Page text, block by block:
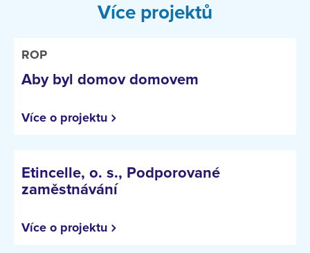
Více projektů
ROP
Aby byl domov domovem
Více o projektu
Etincelle, o. s., Podporované
zaměstnávání
Více o projektu